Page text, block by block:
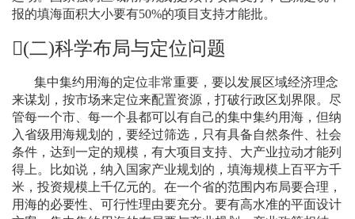
报的填海面积大小要有50%的项目支持才能批。
(二)科学布局与定位问题
集中集约用海的定位非常重要，要以发展区域经济理念
来谋划，按市场来定位来配置资源，打破行政区划界限。尽
管每一个市、每一个县都可以有自己的集中集约用海，但纳
入省级用海规划的，要经过筛选，只有具备自然条件、社会
条件，达到一定的规模，有大项目支持、大产业拉动才能列
得上。比如说，纳入国家产业规划的，填海规模上百平方千
米，投资规模上千亿元的。在一个省的范围内布局要合理，
用海的必要性、可行性理由要充分。要有高水准的平面设计